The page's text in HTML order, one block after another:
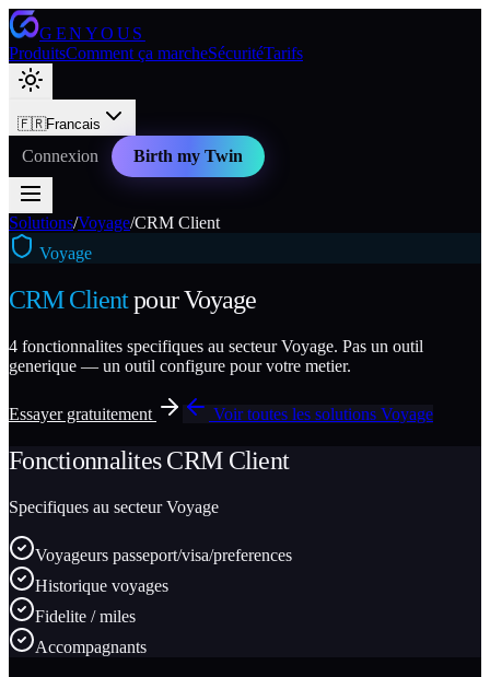
GENYOUS
ProduitsComment ça marcheSécuritéTarifs
🇫🇷Francais
Connexion Birth my Twin
Solutions/Voyage/CRM Client
Voyage
CRM ClientpourVoyage
4 fonctionnalites specifiques au secteurVoyage. Pas un outil
generique — un outil configure pour votre metier.
Essayer gratuitement Voir toutes les solutions Voyage
FonctionnalitesCRM Client
Specifiques au secteurVoyage
Voyageurs passeport/visa/preferences
Historique voyages
Fidelite / miles
Accompagnants